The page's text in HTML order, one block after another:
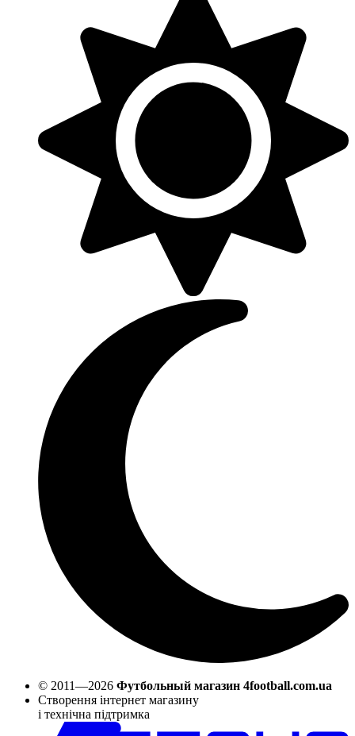
© 2011—2026 Футбольный магазин 4football.com.ua
Створення інтернет магазину
і технічна підтримка